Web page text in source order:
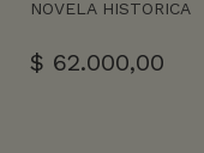
NOVELA HISTORICA
$ 62.000,00